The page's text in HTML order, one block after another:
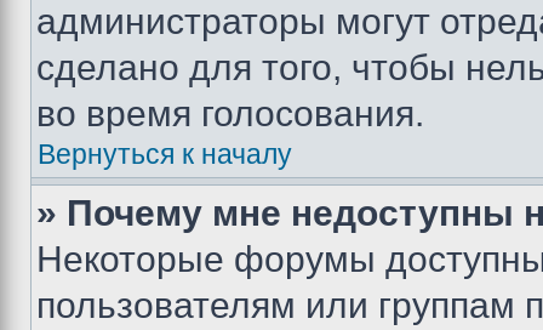
администраторы могут
сделано для того, чтобы
во время голосования.
Вернуться к началу
» Почему мне недоступны
Некоторые форумы
пользователям или группам